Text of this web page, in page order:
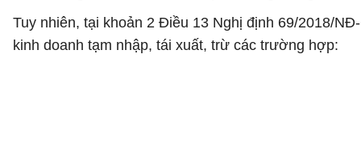
Tuy nhiên, tại khoản 2 Điều 13 Nghị định 69/2018/
kinh doanh tạm nhập, tái xuất, trừ các trường hợp: